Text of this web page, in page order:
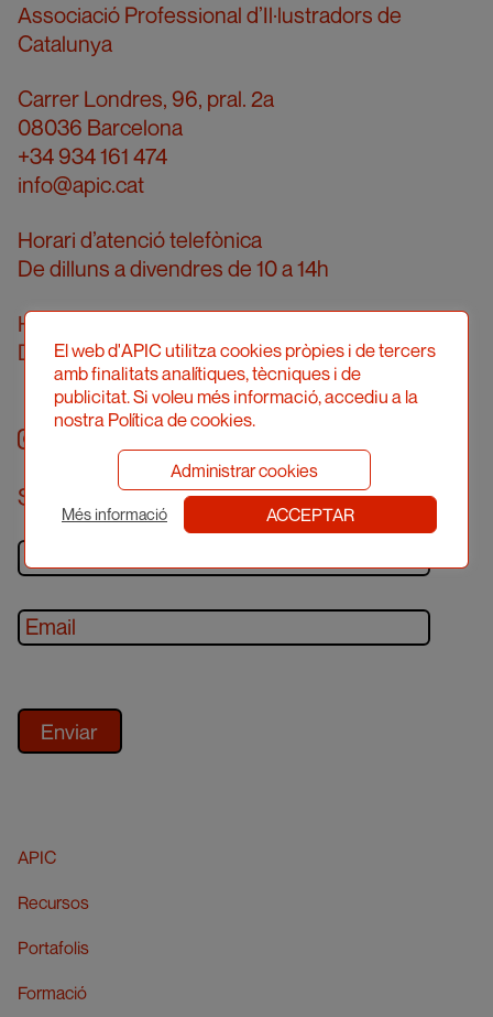
Associació Professional d’Il·lustradors de
Catalunya
Carrer Londres, 96, pral. 2a
08036 Barcelona
+34 934 161 474
info@apic.cat
Horari d’atenció telefònica
De dilluns a divendres de 10 a 14h
Horari d’atenció presencial
Demanar cita prèvia
Subscriu-te al newsletter
APIC
Recursos
Portafolis
Formació
El web d'APIC utilitza cookies pròpies i de tercers
amb finalitats analítiques, tècniques i de
publicitat. Si voleu més informació, accediu a la
nostra Política de cookies.
Administrar cookies
Més informació ACCEPTAR